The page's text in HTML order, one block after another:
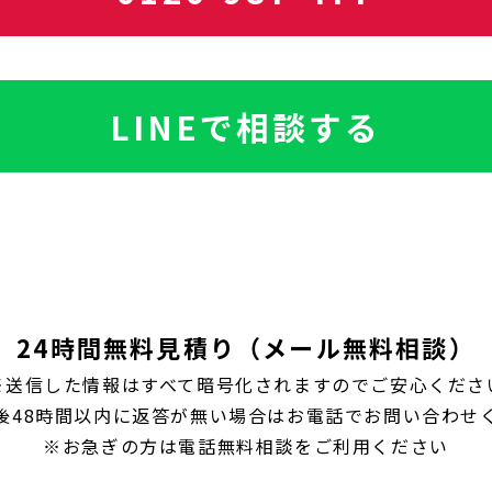
LINEで相談する
24時間無料見積り（メール無料相談）
信した情報はすべて暗号化されますのでご安心くださ
時間以内に返答が無い場合はお電話でお問い合わせ
※お急ぎの方は電話無料相談をご利用ください